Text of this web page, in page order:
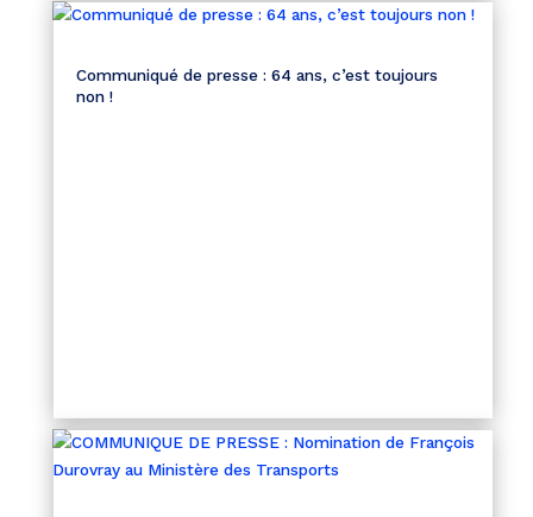
Communiqué de presse : 64 ans, c’est toujours
non !